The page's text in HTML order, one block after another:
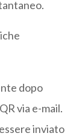
dopo
via e-mail.
inviato